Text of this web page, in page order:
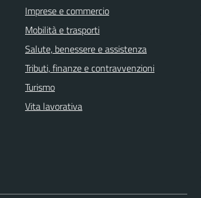
Imprese e commercio
Mobilità e trasporti
Salute, benessere e assistenza
Tributi, finanze e contravvenzioni
Turismo
Vita lavorativa